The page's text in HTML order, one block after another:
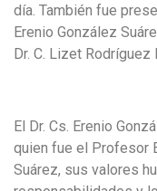
día. También fue
Erenio González
Dr. C. Lizet Rodríguez
El Dr. Cs. Erenio
quien fue el Profesor
Suárez, sus valores